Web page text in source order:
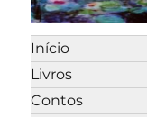
Início
Livros
Contos